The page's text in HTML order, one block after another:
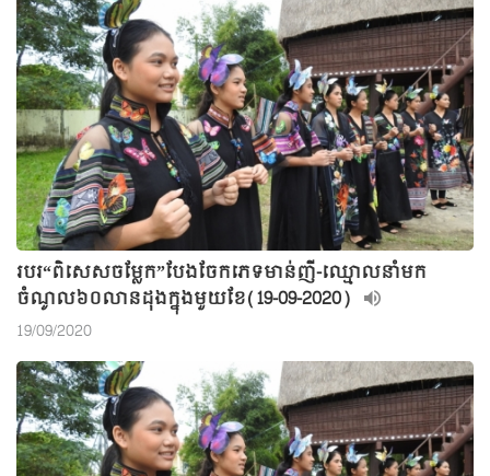
របរ“ពិសេសចម្លែក”បែងចែកភេទមាន់ញី-ឈ្មោលនាំមក
ចំណូល៦០លានដុងក្នុងមួយខែ(19-09-2020)
19/09/2020